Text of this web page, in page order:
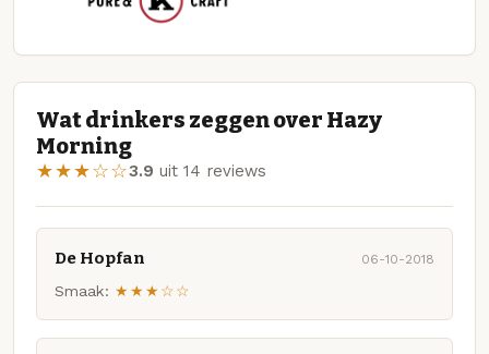
Wat drinkers zeggen over Hazy
Morning
★★★☆☆3.9 uit 14 reviews
De Hopfan 06-10-2018
Smaak: ★★★☆☆